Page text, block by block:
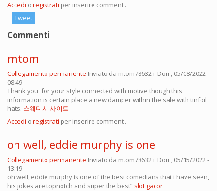
Accedi o registrati per inserire commenti.
Tweet
Commenti
mtom
Collegamento permanente Inviato da mtom78632 il Dom, 05/08/2022 -
08:49
Thank you for your style connected with motive though this
information is certain place a new damper within the sale with tinfoil
hats. 스웨디시 사이트
Accedi o registrati per inserire commenti.
oh well, eddie murphy is one
Collegamento permanente Inviato da mtom78632 il Dom, 05/15/2022 -
13:19
oh well, eddie murphy is one of the best comedians that i have seen,
his jokes are topnotch and super the best” slot gacor